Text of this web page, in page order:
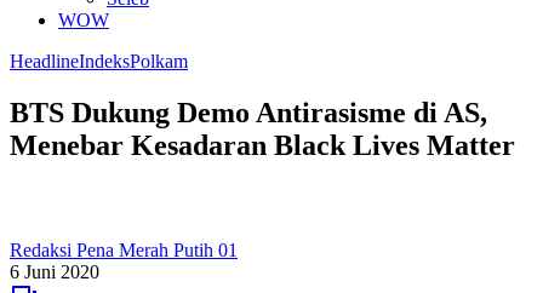
WOW
HeadlineIndeksPolkam
BTS Dukung Demo Antirasisme di AS,
Menebar Kesadaran Black Lives Matter
Redaksi Pena Merah Putih 01
6 Juni 2020